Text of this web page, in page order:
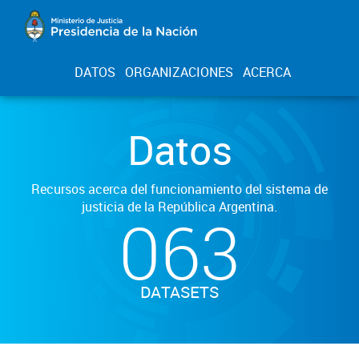
DATOS ORGANIZACIONES ACERCA
Datos
Recursos acerca del funcionamiento del sistema de
justicia de la República Argentina.
063
DATASETS